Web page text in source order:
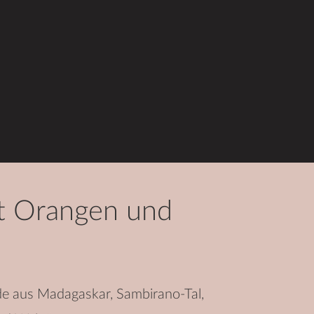
Orangen und
aus Madagaskar, Sambirano-Tal,